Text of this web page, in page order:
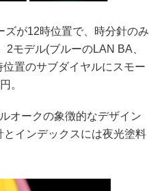
ズが12時位置で、時分針のみ
モデル(ブルーのLAN BA、
置のサブダイヤルにスモー
。
オークの象徴的なデザイン
インデックスには夜光塗料